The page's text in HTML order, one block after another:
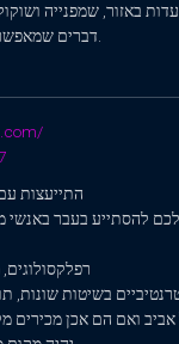
באזור, שמפנייה
התייעצות
לכם להסתייע בעבר באנשי
בשיטות שונות,
אביב ואם הם אכן מכירים